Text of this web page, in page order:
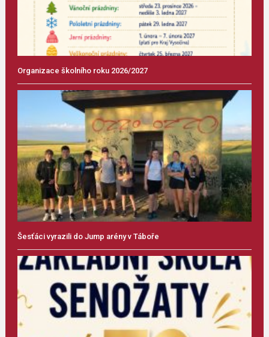
Organizace školního roku 2026/2027
Šesťáci vyrazili do Jump arény v Táboře